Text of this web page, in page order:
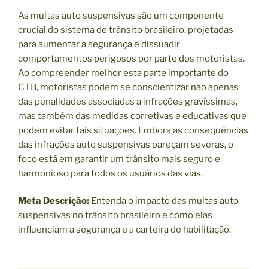
As multas auto suspensivas são um componente
crucial do sistema de trânsito brasileiro, projetadas
para aumentar a segurança e dissuadir
comportamentos perigosos por parte dos motoristas.
Ao compreender melhor esta parte importante do
CTB, motoristas podem se conscientizar não apenas
das penalidades associadas a infrações gravíssimas,
mas também das medidas corretivas e educativas que
podem evitar tais situações. Embora as consequências
das infrações auto suspensivas pareçam severas, o
foco está em garantir um trânsito mais seguro e
harmonioso para todos os usuários das vias.
Meta Descrição: Entenda o impacto das multas auto
suspensivas no trânsito brasileiro e como elas
influenciam a segurança e a carteira de habilitação.